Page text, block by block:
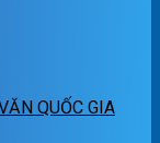
QUỐC GIA